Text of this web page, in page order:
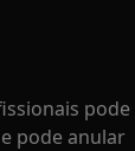
pode
pode anular